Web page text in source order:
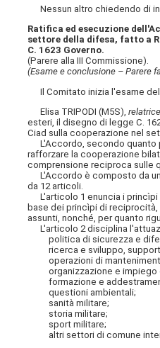
Nessun altro chiedendo di
Ratifica ed esecuzione
settore della difesa, fatto a
C. 1623 Governo.
(Parere alla III Commissione).
(Esame e conclusione – Parere
Il Comitato inizia l'esame del
Elisa TRIPODI (M5S),
esteri, il disegno di legge C.
Ciad sulla cooperazione nel
L'Accordo, secondo quanto
rafforzare la cooperazione
comprensione reciproca sulle
L'Accordo è composto da un
da 12 articoli.
L'articolo 1 enuncia i princìpi
base dei princìpi di
assunti, nonché, per quanto
L'articolo 2 disciplina
politica di sicurezza e
ricerca e sviluppo,
operazioni di
organizzazione e impiego
formazione e
questioni ambientali;
sanità militare;
storia militare;
sport militare;
altri settori di comune